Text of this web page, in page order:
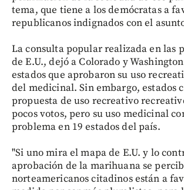
tema, que tiene a los demócratas a
republicanos indignados con el
La consulta popular realizada en las
de E.U., dejó a Colorado y
estados que aprobaron su uso
del medicinal. Sin embargo, estados
propuesta de uso recreativo
pocos votos, pero su uso medicinal
problema en 19 estados del país.
"Si uno mira el mapa de E.U. y lo
aprobación de la marihuana se
norteamericanos citadinos están a